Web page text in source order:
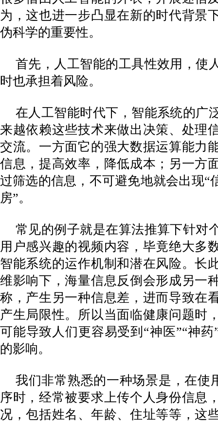
为，这也进一步凸显在新的时代背景
伪科学的重要性。
首先，人工智能的工具性效用，使
时也承担着风险。
在人工智能时代下，智能系统的广
来越依赖这些技术来做出决策、处理
交流。一方面它的强大数据运算能力
信息，提高效率，降低成本；另一方
过筛选的信息，不可避免地就会出现“
房”。
常见的例子就是在算法推算下针对
用户感兴趣的视频内容，毕竟绝大多
智能系统的运作机制和潜在风险。长
维影响下，海量信息反倒会形成另一
称，产生另一种信息差，进而导致在
产生局限性。所以当面临健康问题时
可能导致人们更容易受到“神医”“神
的影响。
我们非常熟悉的一种场景是，在使
序时，经常被要求上传个人身份信息
况，包括姓名、年龄、住址等等，这